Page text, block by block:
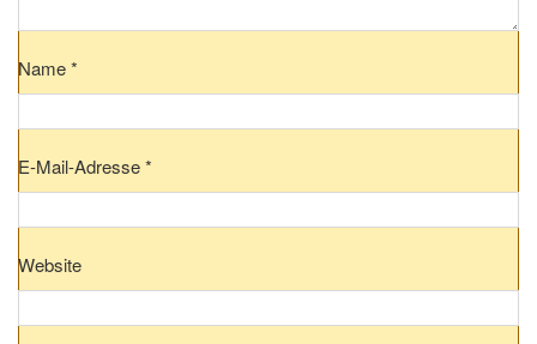
Name*
E-Mail-Adresse*
Website